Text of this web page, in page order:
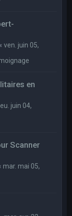
«ven. juin 05,
en
juin 04,
Scanner
mar. mai 05,